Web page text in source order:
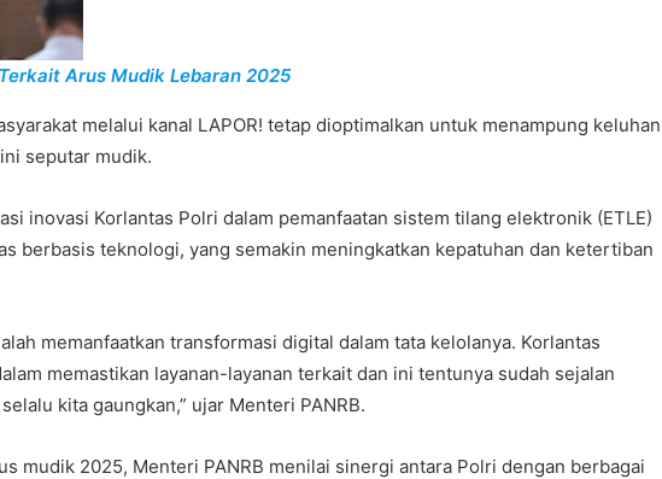
Arus Mudik Lebaran 2025
melalui kanal LAPOR! tetap dioptimalkan untuk menampung keluhan
seputar mudik.
inovasi Korlantas Polri dalam pemanfaatan sistem tilang elektronik (ETLE)
berbasis teknologi, yang semakin meningkatkan kepatuhan dan ketertiban
memanfaatkan transformasi digital dalam tata kelolanya. Korlantas
memastikan layanan-layanan terkait dan ini tentunya sudah sejalan
kita gaungkan,” ujar Menteri PANRB.
mudik 2025, Menteri PANRB menilai sinergi antara Polri dengan berbagai